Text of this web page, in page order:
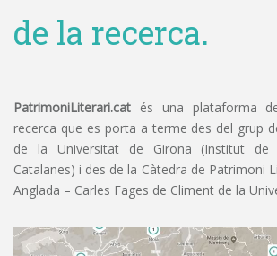
de la recerca.
PatrimoniLiterari.cat és una plataforma
recerca que es porta a terme des del grup
de la Universitat de Girona (Institut de
Catalanes) i des de la Càtedra de Patrimoni
Anglada – Carles Fages de Climent de la